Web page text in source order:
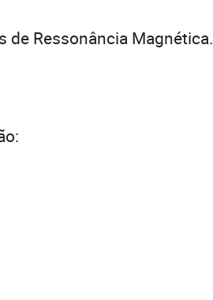
de Ressonância Magnética.